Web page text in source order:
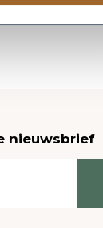
nieuwsbrief